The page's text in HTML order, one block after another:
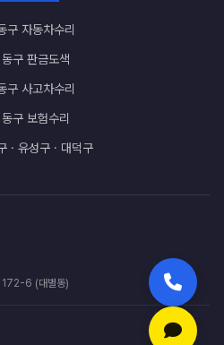
구 자동차수리
구 판금도색
구 사고차수리
구 보험수리
· 유성구 · 대덕구
172-6 (대별동)